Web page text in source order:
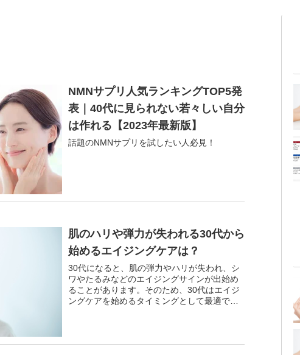
NMNサプリ人気ランキングTOP5発
表｜40代に見られない若々しい自分
は作れる【2023年最新版】
話題のNMNサプリを試したい人必見！
肌のハリや弾力が失われる30代から
始めるエイジングケアは？
30代になると、肌の弾力やハリが失われ、シ
ワやたるみなどのエイジングサインが出始め
ることがあります。そのため、30代はエイジ
ングケアを始めるタイミングとして最適で